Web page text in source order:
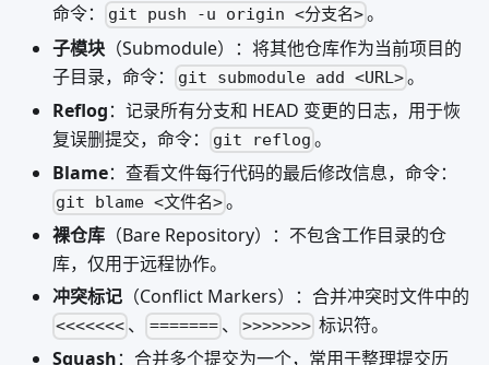
命令：
git push -u origin <分支名>。
子模块 （Submodule）：将其他仓库作为当前项目的
子目录，命令：
git submodule add <URL>。
Reflog：记录所有分支和 HEAD 变更的日志，用于恢
复误删提交，命令：
git reflog 。
Blame：查看文件每行代码的最后修改信息，命令：
git blame <文件名>。
裸仓库 （Bare Repository）：不包含工作目录的仓
库，仅用于远程协作。
冲突标记 （Conflict Markers）：合并冲突时文件中的
<<<<<<< 、 ======= 、 >>>>>>> 标识符。
Squash：合并多个提交为一个，常用于整理提交历